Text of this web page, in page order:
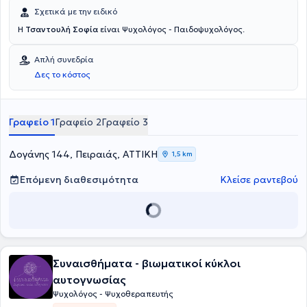
Σχετικά με την ειδικό
Η Τσαντουλή Σοφία είναι Ψυχολόγος - Παιδοψυχολόγος.
Απλή συνεδρία
Δες το κόστος
Γραφείο 1Γραφείο 2Γραφείο 3
Δογάνης 144, Πειραιάς, ΑΤΤΙΚΗ 1,5 km
Επόμενη διαθεσιμότητα Κλείσε ραντεβού
Συναισθήματα - βιωματικοί κύκλοι
αυτογνωσίας
Ψυχολόγος - Ψυχοθεραπευτής